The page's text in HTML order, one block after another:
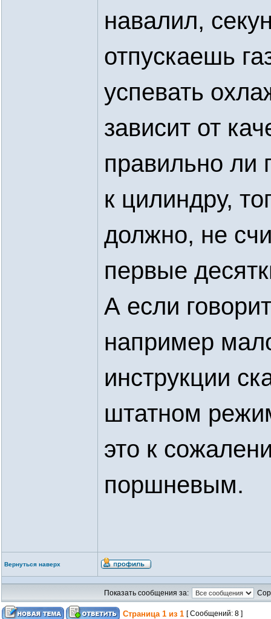
навалил,
отпускаешь
успевать
зависит от
правильно ли
к цилиндру,
должно, не
первые
А если
например
инструкции
штатном
это к
поршневым.
Вернуться наверх
Показать сообщения за:
Страница 1 из 1 [ Сообщений: 8 ]